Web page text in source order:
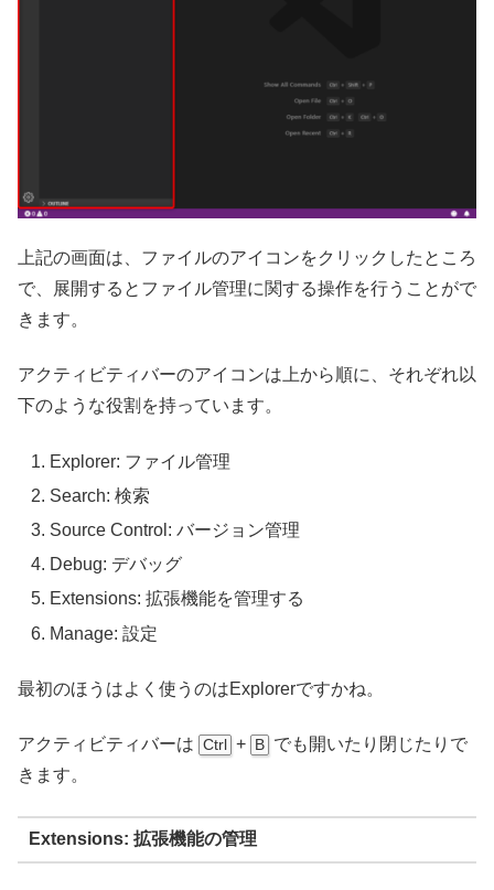
上記の画面は、ファイルのアイコンをクリックしたところ
で、展開するとファイル管理に関する操作を行うことがで
きます。
アクティビティバーのアイコンは上から順に、それぞれ以
下のような役割を持っています。
Explorer: ファイル管理
Search: 検索
Source Control: バージョン管理
Debug: デバッグ
Extensions: 拡張機能を管理する
Manage: 設定
最初のほうはよく使うのはExplorerですかね。
アクティビティバーは Ctrl + B でも開いたり閉じたりで
きます。
Extensions: 拡張機能の管理